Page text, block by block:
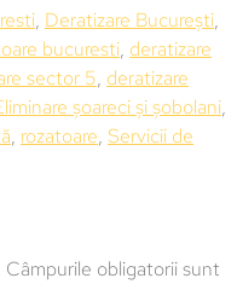
, Deratizare București,
bucuresti, deratizare
sector 5, deratizare
șoareci și șobolani,
, rozatoare, Servicii de
Câmpurile obligatorii sunt